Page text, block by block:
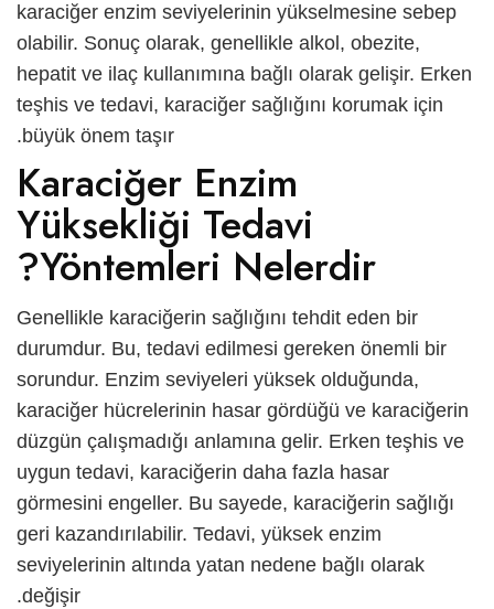
karaciğer enzim seviyelerinin yükselmesine sebep
olabilir. Sonuç olarak, genellikle alkol, obezite,
hepatit ve ilaç kullanımına bağlı olarak gelişir. Erken
teşhis ve tedavi, karaciğer sağlığını korumak için
büyük önem taşır.
Karaciğer Enzim
Yüksekliği Tedavi
Yöntemleri Nelerdir?
Genellikle karaciğerin sağlığını tehdit eden bir
durumdur. Bu, tedavi edilmesi gereken önemli bir
sorundur. Enzim seviyeleri yüksek olduğunda,
karaciğer hücrelerinin hasar gördüğü ve karaciğerin
düzgün çalışmadığı anlamına gelir. Erken teşhis ve
uygun tedavi, karaciğerin daha fazla hasar
görmesini engeller. Bu sayede, karaciğerin sağlığı
geri kazandırılabilir. Tedavi, yüksek enzim
seviyelerinin altında yatan nedene bağlı olarak
değişir.